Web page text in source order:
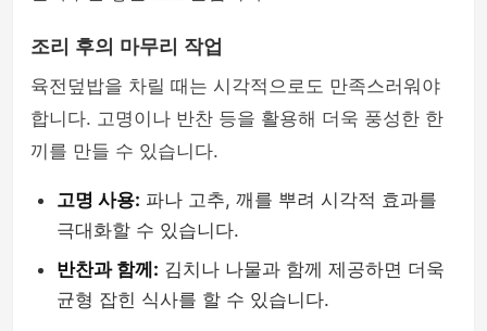
조리 후의 마무리 작업
육전덮밥을 차릴 때는 시각적으로도 만족스러워야
합니다. 고명이나 반찬 등을 활용해 더욱 풍성한 한
끼를 만들 수 있습니다.
고명 사용: 파나 고추, 깨를 뿌려 시각적 효과를
극대화할 수 있습니다.
반찬과 함께: 김치나 나물과 함께 제공하면 더욱
균형 잡힌 식사를 할 수 있습니다.